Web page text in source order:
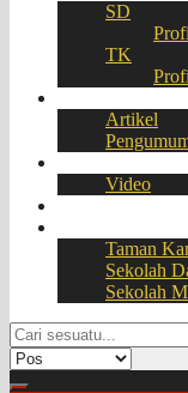
SD
TK
Artikel
Video
Taman
Sekolah
Sekolah